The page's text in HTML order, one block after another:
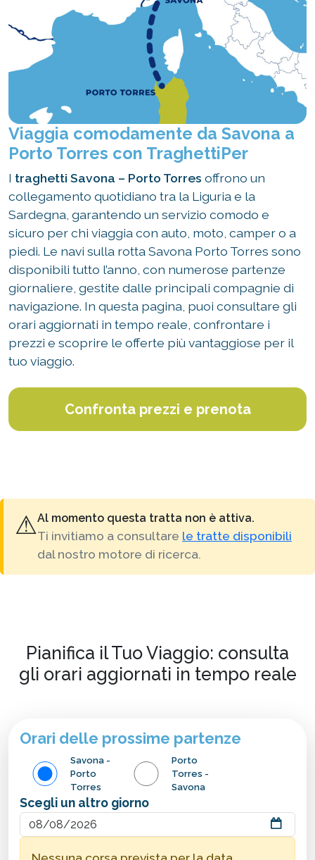
Viaggia comodamente da Savona a
Porto Torres con TraghettiPer
I traghetti Savona – Porto Torres offrono un
collegamento quotidiano tra la Liguria e la
Sardegna, garantendo un servizio comodo e
sicuro per chi viaggia con auto, moto, camper o a
piedi. Le navi sulla rotta Savona Porto Torres sono
disponibili tutto l’anno, con numerose partenze
giornaliere, gestite dalle principali compagnie di
navigazione. In questa pagina, puoi consultare gli
orari aggiornati in tempo reale, confrontare i
prezzi e scoprire le offerte più vantaggiose per il
tuo viaggio.
Confronta prezzi e prenota
⚠Al momento questa tratta non è attiva.
Ti invitiamo a consultare le tratte disponibili
dal nostro motore di ricerca.
Pianifica il Tuo Viaggio: consulta
gli orari aggiornati in tempo reale
Orari delle prossime partenze
Scegli un altro giorno
Savona -
Porto
Torres
Porto
Torres -
Savona